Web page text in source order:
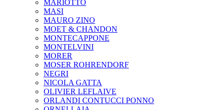
MARIOTTO
MASI
MAURO ZINO
MOET & CHANDON
MONTECAPPONE
MONTELVINI
MORER
MOSER ROHRENDORF
NEGRI
NICOLA GATTA
OLIVIER LEFLAIVE
ORLANDI CONTUCCI PONNO